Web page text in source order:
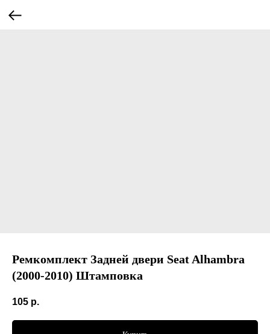
Ремкомплект Задней двери Seat Alhambra
(2000-2010) Штамповка
105 р.